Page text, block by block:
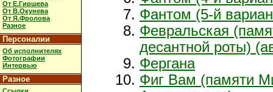
От Е.Гиршева
От В.Окунева
От Я.Фролова
Разное
Персоналии
Об исполнителях
Фотографии
Интервью
Разное
Фантом (5-й
Февральская
десантной роты)
Фергана
Фиг Вам (памяти